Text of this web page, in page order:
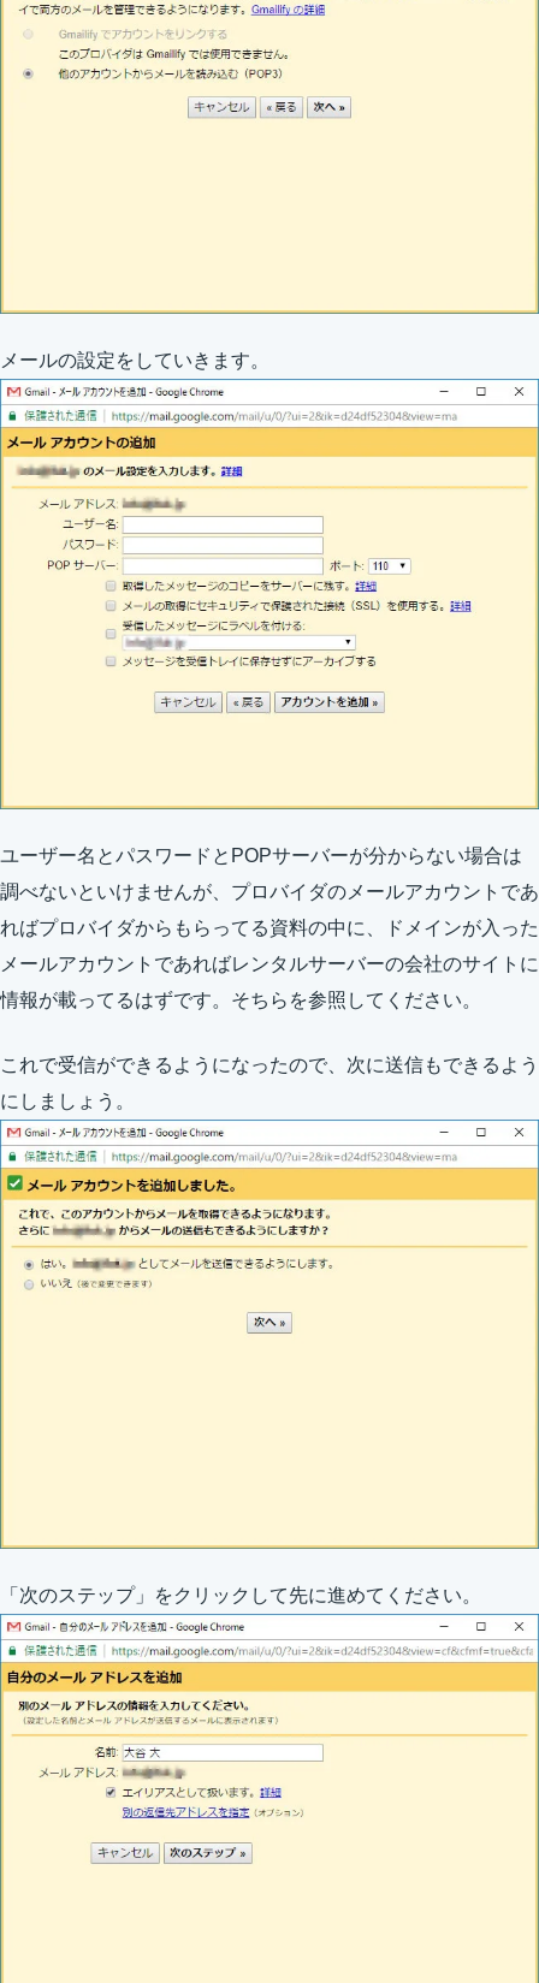
メールの設定をしていきます。
ユーザー名とパスワードとPOPサーバーが分からない場合は
調べないといけませんが、プロバイダのメールアカウントであ
ればプロバイダからもらってる資料の中に、ドメインが入った
メールアカウントであればレンタルサーバーの会社のサイトに
情報が載ってるはずです。そちらを参照してください。
これで受信ができるようになったので、次に送信もできるよう
にしましょう。
「次のステップ」をクリックして先に進めてください。